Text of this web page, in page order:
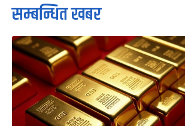
सम्बन्धित खबर